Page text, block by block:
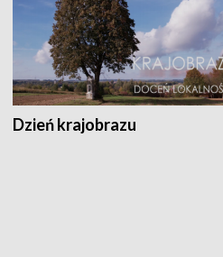
Dzień krajobrazu